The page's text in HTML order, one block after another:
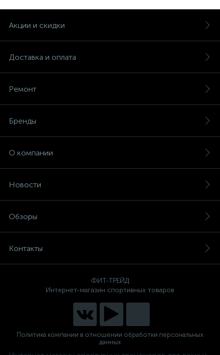
Акции и скидки
Доставка и оплата
Ремонт
Бренды
О компании
Новости
Обзоры
Контакты
ФИТ-ТРЕЙД
Интернет-магазин спортивных товаров
Политика компании в отношении обработки персональных
данных